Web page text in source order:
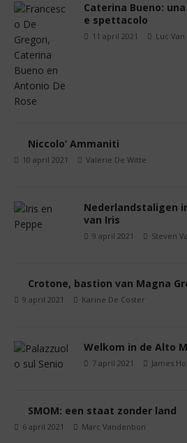
Caterina Bueno:
e spettacolo
11 april 2021 Luc Van
Niccolo’ Ammaniti
10 april 2021 Valerie De Witte
Nederlandstaligen
van Iris
9 april 2021 Steven
Crotone, bastion van Magna
9 april 2021 Karine De Coster
Welkom in de Alto
7 april 2021 James
SMOM: een staat zonder land
6 april 2021 Marc Vandenbon